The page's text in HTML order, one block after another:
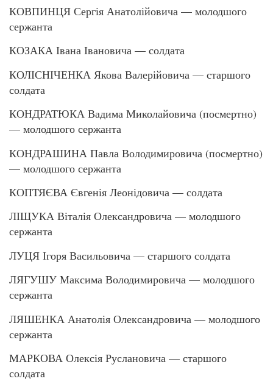
КОВПИНЦЯ Сергія Анатолійовича — молодшого
сержанта
КОЗАКА Івана Івановича — солдата
КОЛІСНІЧЕНКА Якова Валерійовича — старшого
солдата
КОНДРАТЮКА Вадима Миколайовича (посмертно)
— молодшого сержанта
КОНДРАШИНА Павла Володимировича (посмертно)
— молодшого сержанта
КОПТЯЄВА Євгенія Леонідовича — солдата
ЛІЩУКА Віталія Олександровича — молодшого
сержанта
ЛУЦЯ Ігоря Васильовича — старшого солдата
ЛЯГУШУ Максима Володимировича — молодшого
сержанта
ЛЯШЕНКА Анатолія Олександровича — молодшого
сержанта
МАРКОВА Олексія Руслановича — старшого
солдата